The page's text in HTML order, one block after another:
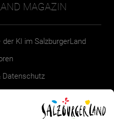
MAGAZIN
KI im SalzburgerLand
Datenschutz